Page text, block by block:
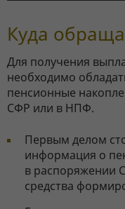
Куда
Для получения
необходимо
пенсионные
СФР или в НПФ.
Первым делом
информация о
в распоряжении
средства